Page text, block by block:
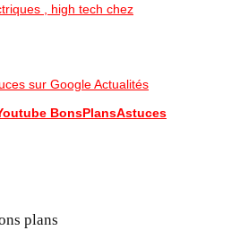
, high tech chez
sur Google Actualités
BonsPlansAstuces
plans